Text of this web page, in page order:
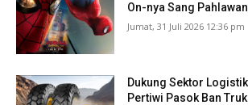
On-nya Sang Pahlawan
Jumat, 31 Juli 2026 12:36 pm
Dukung Sektor
Pertiwi Pasok Ban